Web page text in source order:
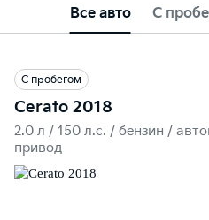
Все авто С
С пробегом
Cerato 2018
2.0 л / 150 л.c. / бензин /
привод